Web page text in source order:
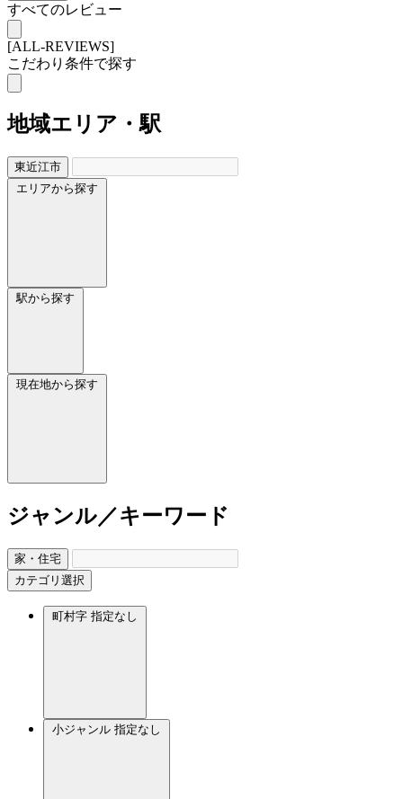
すべてのレビュー
[ALL-REVIEWS]
こだわり条件で探す
地域エリア・駅
東近江市
エリアから探す
駅から探す
現在地から探す
ジャンル／キーワード
家・住宅
カテゴリ選択
町村字 指定なし
小ジャンル 指定なし